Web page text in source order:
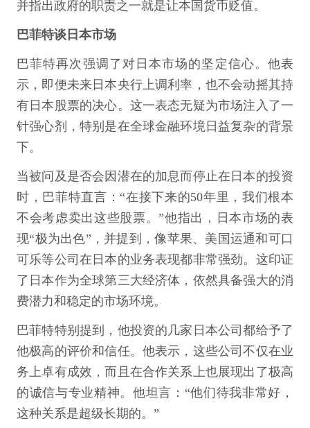
并指出政府的职责之一就是让本国货币贬值。
巴菲特谈日本市场
巴菲特再次强调了对日本市场的坚定信心。他表
示，即便未来日本央行上调利率，也不会动摇其持
有日本股票的决心。这一表态无疑为市场注入了一
针强心剂，特别是在全球金融环境日益复杂的背景
下。
当被问及是否会因潜在的加息而停止在日本的投资
时，巴菲特直言：“在接下来的50年里，我们根本
不会考虑卖出这些股票。”他指出，日本市场的表
现“极为出色”，并提到，像苹果、美国运通和可口
可乐等公司在日本的业务表现都非常强劲。这印证
了日本作为全球第三大经济体，依然具备强大的消
费潜力和稳定的市场环境。
巴菲特特别提到，他投资的几家日本公司都给予了
他极高的评价和信任。他表示，这些公司不仅在业
务上卓有成效，而且在合作关系上也展现出了极高
的诚信与专业精神。他坦言：“他们待我非常好，
这种关系是超级长期的。”